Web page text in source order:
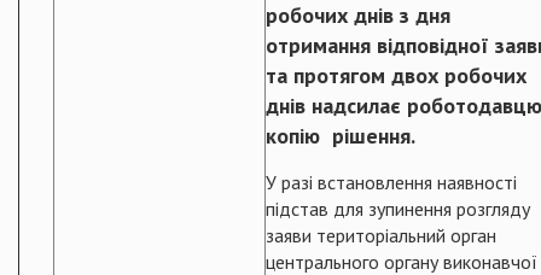
робочих днів з дня
отримання відповідної
та протягом двох робочих
днів надсилає роботодавцю
копію рішення.
У разі встановлення наявності
підстав для зупинення розгляду
заяви територіальний орган
центрального органу виконавчої